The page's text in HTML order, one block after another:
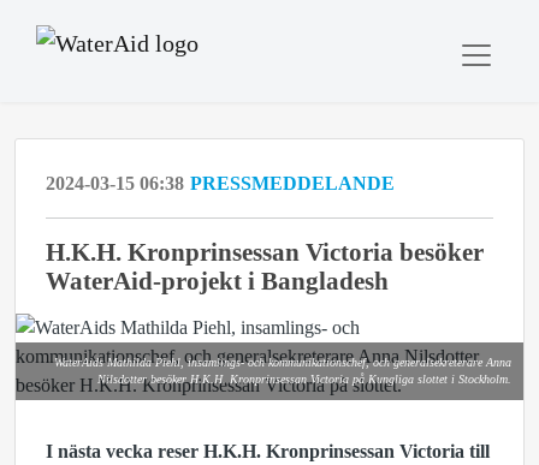
2024-03-15 06:38 PRESSMEDDELANDE
H.K.H. Kronprinsessan Victoria besöker
WaterAid-projekt i Bangladesh
WaterAids Mathilda Piehl, insamlings- och kommunikationschef, och generalsekreterare Anna
Nilsdotter besöker H.K.H. Kronprinsessan Victoria på Kungliga slottet i Stockholm.
I nästa vecka reser H.K.H. Kronprinsessan Victoria till